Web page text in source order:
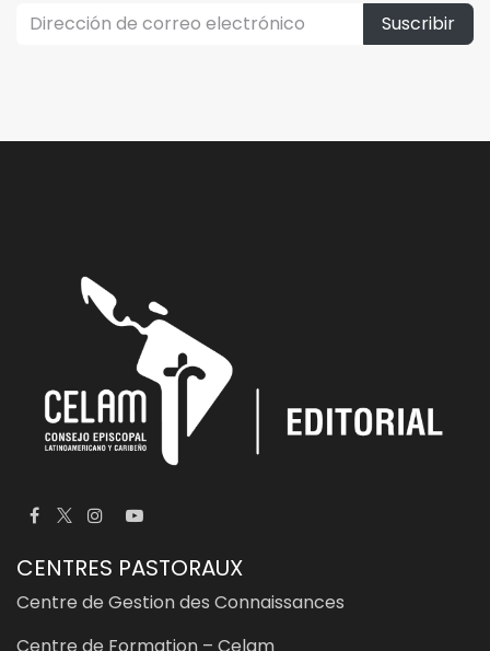
Suscribir
CENTRES PASTORAUX
Centre de Gestion des Connaissances